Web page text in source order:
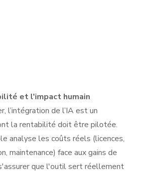
et l'impact humain
l’intégration de l’IA est un
la rentabilité doit être pilotée.
analyse les coûts réels (licences,
maintenance) face aux gains de
que l'outil sert réellement